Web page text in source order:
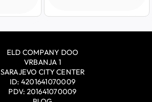
ELD COMPANY DOO
VRBANJA 1
SARAJEVO CITY CENTER
ID: 4201641070009
PDV: 201641070009